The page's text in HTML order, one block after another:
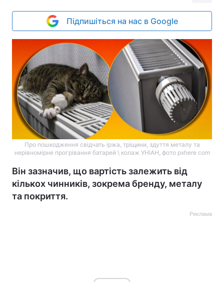
Підпишіться на нас в Google
Про пошкодження свідчать іржа, тріщини, здуття металу та
нерівномірне прогрівання батарей \ колаж УНІАН, фото pxhere com
Він зазначив, що вартість залежить від
кількох чинників, зокрема бренду, металу
та покриття.
Реклама